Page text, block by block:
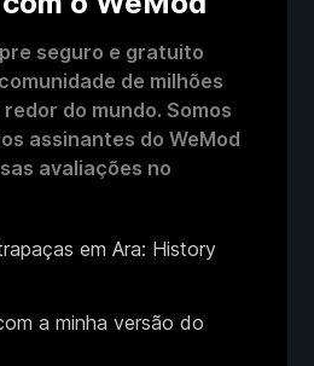
seguro e gratuito
de milhões
do mundo. Somos
assinantes do WeMod
avaliações no
em Ara: History
a minha versão do